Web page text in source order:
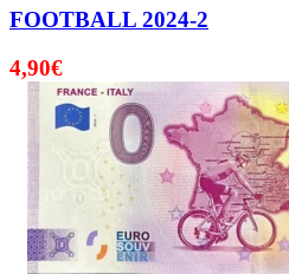
FOOTBALL 2024-2
4,90€